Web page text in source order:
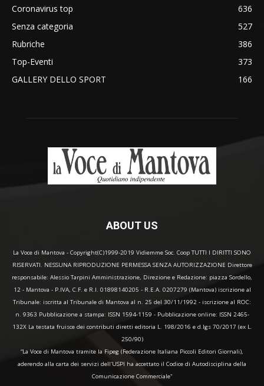
Coronavirus top
636
Senza categoria
527
Rubriche
386
Top-Eventi
373
GALLERY DELLO SPORT
166
ABOUT US
La Voce di Mantova - Copyright(C)1999-2019 Vidiemme Soc. Coop TUTTI I DIRITTI SONO
RISERVATI. NESSUNA RIPRODUZIONE PERMESSA SENZA AUTORIZZAZIONE Direttore
responsabile: Alessio Tarpini Amministrazione, Direzione e Redazione: piazza Sordello,
12 - Mantova - P.IVA, C.F. e R.I. 01898140205 - R.E.A. 0207279 (Mantova) iscrizione al
Tribunale: iscritta al Tribunale di Mantova al n. 25 del 30/11/1992 - iscrizione al ROC:
n. 9363 Pubblicazione a stampa: ISSN 1594-1159 - Pubblicazione online: ISSN 2465-
132X La testata fruisce dei contributi diretti editoria L. 198/2016 e d.lgs 70/2017 (ex L.
250/90)
“La Voce di Mantova tramite la Fipeg (Federazione Italiana Piccoli Editori Giornali),
aderendo alla carta dei servizi dell'USPI ha accettato il Codice di Autodisciplina della
Comunicazione Commerciale"